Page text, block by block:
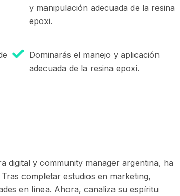
y manipulación adecuada de la resina
epoxi.
Dominarás el manejo y aplicación
adecuada de la resina epoxi.
digital y community manager argentina, ha
completar estudios en marketing,
en línea. Ahora, canaliza su espíritu